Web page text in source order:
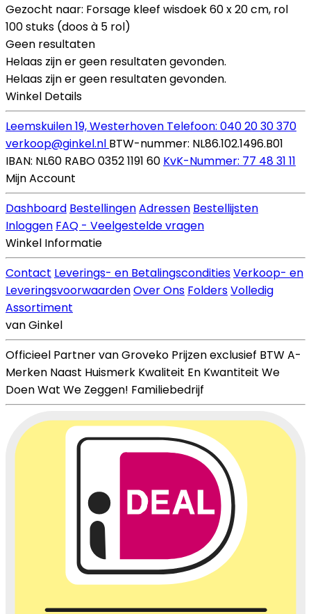
Gezocht naar: Forsage kleef wisdoek 60 x 20 cm, rol
100 stuks (doos à 5 rol)
Geen resultaten
Helaas zijn er geen resultaten gevonden.
Helaas zijn er geen resultaten gevonden.
Winkel Details
Leemskuilen 19, Westerhoven Telefoon: 040 20 30 370
verkoop@ginkel.nl BTW-nummer: NL86.102.1496.B01
IBAN: NL60 RABO 0352 1191 60 KvK-Nummer: 77 48 31 11
Mijn Account
Dashboard BestellingenAdressen Bestellijsten
Inloggen FAQ - Veelgestelde vragen
Winkel Informatie
Contact Leverings- en BetalingsconditiesVerkoop- en
LeveringsvoorwaardenOver Ons FoldersVolledig
Assortiment
van Ginkel
Officieel Partner van Groveko Prijzen exclusief BTWA-
Merken Naast Huismerk Kwaliteit En Kwantiteit We
Doen Wat We Zeggen! Familiebedrijf